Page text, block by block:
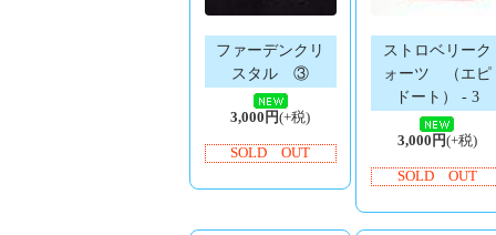
ファーデンクリ
スタル ③
3,000円(+税)
SOLD OUT
ストロベリーク
ォーツ （エピ
ドート） - 3
3,000円(+税)
SOLD OUT